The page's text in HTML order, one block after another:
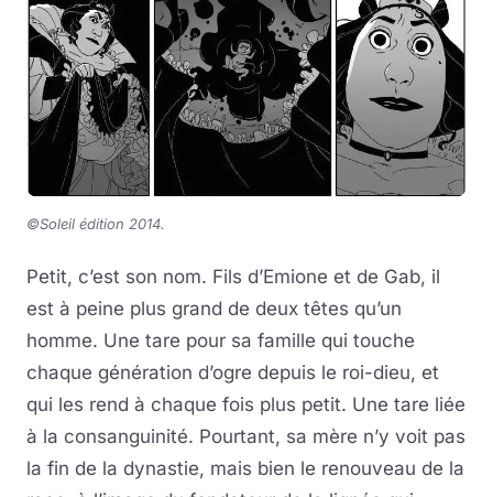
©Soleil édition 2014.
Petit, c’est son nom. Fils d’Emione et de Gab, il
est à peine plus grand de deux têtes qu’un
homme. Une tare pour sa famille qui touche
chaque génération d’ogre depuis le roi-dieu, et
qui les rend à chaque fois plus petit. Une tare liée
à la consanguinité. Pourtant, sa mère n’y voit pas
la fin de la dynastie, mais bien le renouveau de la